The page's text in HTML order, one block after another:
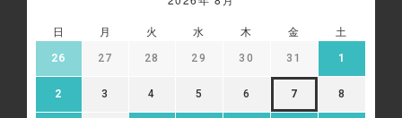
日 月 火 水 木 金 土
26 27 28 29 30 31 1
2 3 4 5 6 7 8